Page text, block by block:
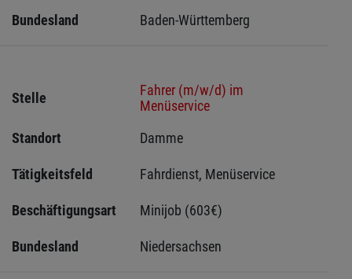
Bundesland Baden-Württemberg
Stelle
Fahrer (m/w/d) im
Menüservice
Standort
Damme
Tätigkeitsfeld Fahrdienst, Menüservice
Beschäftigungsart Minijob (603€)
Bundesland Niedersachsen